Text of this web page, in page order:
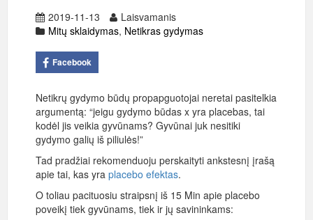
2019-11-13
Laisvamanis
Mitų sklaidymas, Netikras gydymas
Facebook
Netikrų gydymo būdų propapguotojai neretai pasitelkia
argumentą: “jeigu gydymo būdas x yra placebas, tai
kodėl jis veikia gyvūnams? Gyvūnai juk nesitiki
gydymo galių iš piliulės!”
Tad pradžiai rekomenduoju perskaityti ankstesnį įrašą
apie tai, kas yra placebo efektas.
O toliau pacituosiu straipsnį iš 15 Min apie placebo
poveikį tiek gyvūnams, tiek ir jų savininkams: